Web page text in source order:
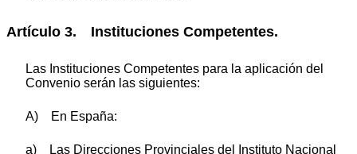
Artículo 3. Instituciones Competentes.
Las Instituciones Competentes para la aplicación del
Convenio serán las siguientes:
A) En España:
a) Las Direcciones Provinciales del Instituto Nacional